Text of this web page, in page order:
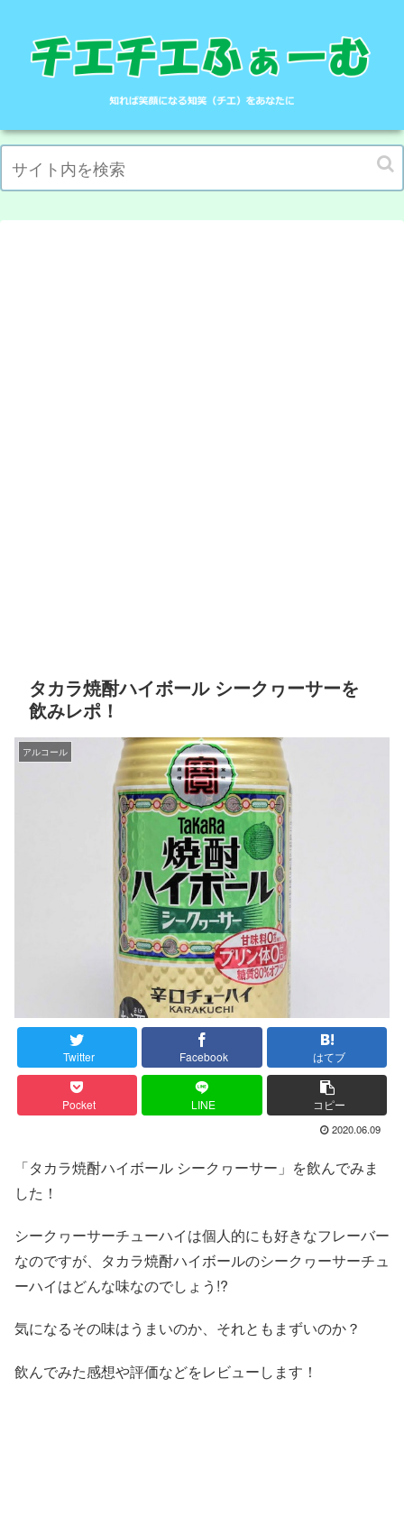
タカラ焼酎ハイボール シークヮーサーを
飲みレポ！
アルコール
Twitter Facebook はてブ
Pocket LINE コピー
2020.06.09
「タカラ焼酎ハイボール シークヮーサー」を飲んでみま
した！
シークヮーサーチューハイは個人的にも好きなフレーバー
なのですが、タカラ焼酎ハイボールのシークヮーサーチュ
ーハイはどんな味なのでしょう!?
気になるその味はうまいのか、それともまずいのか？
飲んでみた感想や評価などをレビューします！